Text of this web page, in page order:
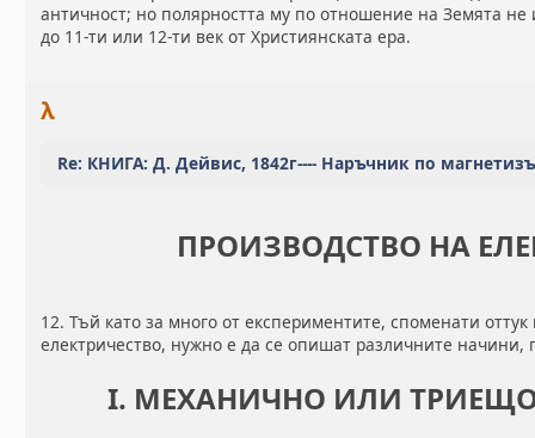
античност; но полярността му по отношение на Земята не
до 11-ти или 12-ти век от Християнската ера.
λ
Re: КНИГА: Д. Дейвис, 1842г---- Наръчник по
ПРОИЗВОДСТВО НА
12. Тъй като за много от експериментите, споменати
електричество, нужно е да се опишат различните
I. МЕХАНИЧНО ИЛИ ТРИЕЩО